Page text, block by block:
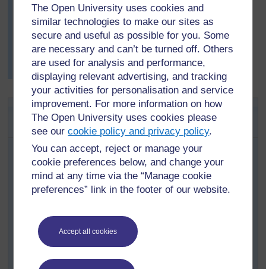
The Open University uses cookies and
similar technologies to make our sites as
secure and useful as possible for you. Some
are necessary and can’t be turned off. Others
are used for analysis and performance,
displaying relevant advertising, and tracking
your activities for personalisation and service
improvement. For more information on how
The Open University uses cookies please
see ourcookie policy and privacy policy.
You can accept, reject or manage your
cookie preferences below, and change your
mind at any time via the “Manage cookie
preferences” link in the footer of our website.
Accept all cookies
groupe doit alors placer deux ou trois éléments sur le
papier au bon endroit.
Lorsque chaque groupe a terminé, Mme Pansoué les
envoie à l'extérieur pour voir ce qu'ils avaient placé au
bon endroit et ce qu'ils doivent déplacer ou ajouter.
Leurs plans sont modifiés puis affichés en classe.
Activité 1 : Le chemin vers l'école -
signes et signaux
Demandez à vos élèves d'observer et d'enregistrer
dans leur carnet ou leur cahier d'exercice 6-10
choses importantes qu'ils voient sur le chemin de
l'école le lendemain. Les élèves les plus jeunes
En classe demandez à chaque élève de classer ce
qu'ils ont vu dans l'ordre où ils l'ont vu.
caractéristique physique.